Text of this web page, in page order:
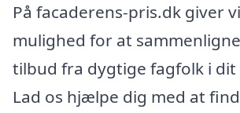
På facaderens-pris.dk giver
mulighed for at
tilbud fra dygtige fagfolk i
Lad os hjælpe dig med at